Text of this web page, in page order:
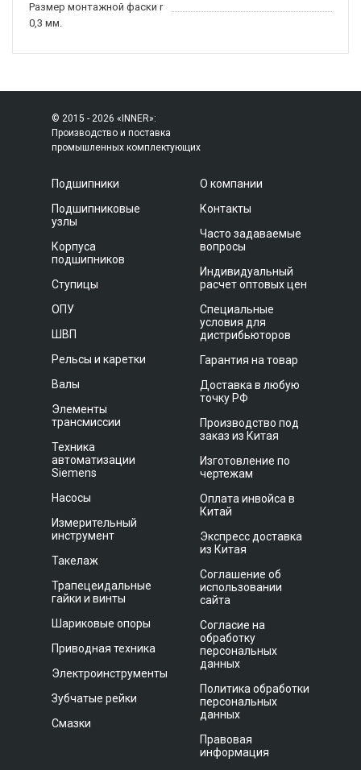
Размер монтажной фаски r
0,3 мм.
© 2015 - 2026 «INNER»:
Производство и поставка
промышленных комплектующих
Подшипники
Подшипниковые
узлы
Корпуса
подшипников
Ступицы
ОПУ
ШВП
Рельсы и каретки
Валы
Элементы
трансмиссии
Техника
автоматизации
Siemens
Насосы
Измерительный
инструмент
Такелаж
Трапецеидальные
гайки и винты
Шариковые опоры
Приводная техника
Электроинструменты
Зубчатые рейки
Смазки
О компании
Контакты
Часто задаваемые
вопросы
Индивидуальный
расчет оптовых цен
Специальные
условия для
дистрибьюторов
Гарантия на товар
Доставка в любую
точку РФ
Производство под
заказ из Китая
Изготовление по
чертежам
Оплата инвойса в
Китай
Экспресс доставка
из Китая
Соглашение об
использовании
сайта
Согласие на
обработку
персональных
данных
Политика обработки
персональных
данных
Правовая
информация